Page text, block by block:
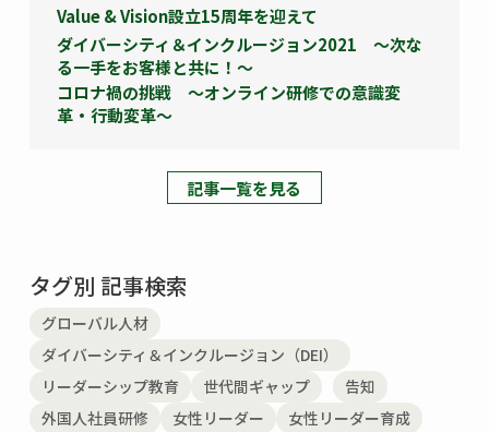
Value & Vision設立15周年を迎えて
ダイバーシティ＆インクルージョン2021 ～次な
る一手をお客様と共に！～
コロナ禍の挑戦 ～オンライン研修での意識変
革・行動変革～
記事一覧を見る
タグ別 記事検索
グローバル人材
ダイバーシティ＆インクルージョン（DEI）
リーダーシップ教育
世代間ギャップ
告知
外国人社員研修
女性リーダー
女性リーダー育成